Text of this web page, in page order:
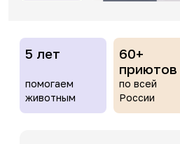
5 лет
помогаем
животным
60+
приютов
по всей
России